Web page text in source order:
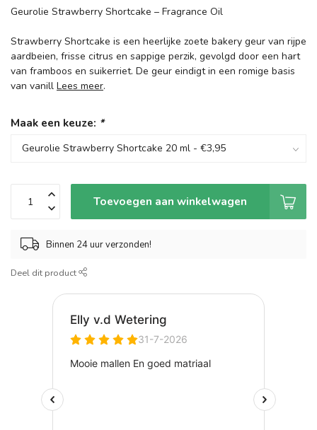
Geurolie Strawberry Shortcake – Fragrance Oil
Strawberry Shortcake is een heerlijke zoete bakery geur van rijpe
aardbeien, frisse citrus en sappige perzik, gevolgd door een hart
van framboos en suikerriet. De geur eindigt in een romige basis
van vanill Lees meer.
Maak een keuze: *
Toevoegen aan winkelwagen
Binnen 24 uur verzonden!
Deel dit product